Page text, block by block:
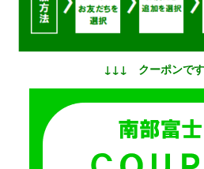
↓↓↓ クーポンで